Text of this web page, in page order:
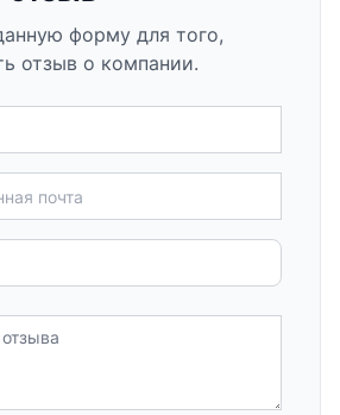
форму для того,
отзыв о компании.